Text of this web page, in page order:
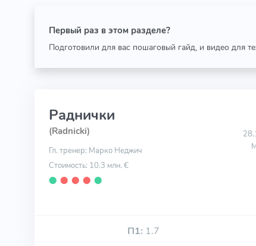
Первый раз в этом разделе?
Подготовили для вас пошаговый гайд, и видео для
Раднички
(Radnicki)
Гл. тренер: Марко Неджич
Стоимость: 10.3 млн. €
⬤ ⬤ ⬤ ⬤ ⬤
П1: 1.7